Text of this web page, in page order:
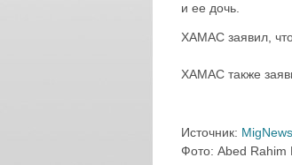
и ее дочь.
ХАМАС заявил,
ХАМАС также
Источник: MigNews
Фото: Abed Rahim